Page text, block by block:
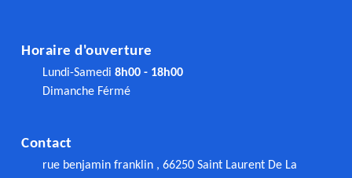
Horaire d'ouverture
Lundi-Samedi 8h00 - 18h00
Dimanche Férmé
Contact
rue benjamin franklin , 66250 Saint Laurent De La